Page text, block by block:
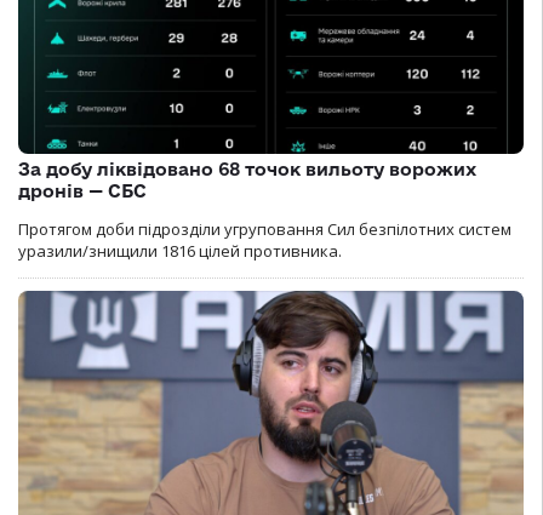
За добу ліквідовано 68 точок вильоту ворожих
дронів — СБС
Протягом доби підрозділи угруповання Сил безпілотних систем
уразили/знищили 1816 цілей противника.